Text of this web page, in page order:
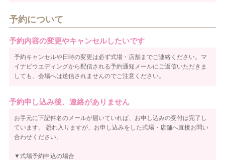
予約について
予約内容の変更やキャンセルしたいです
予約キャンセルや日時の変更は必ず式場・店舗までご連絡ください。マ
イナビウエディングから配信される予約通知メールにご返信いただきま
しても、会場へは送信されませんのでご注意ください。
予約申し込み後、連絡がありません
お手元に下記件名のメールが届いていれば、お申し込みの受付は完了し
ています。 恐れ入りますが、お申し込みをした式場・店舗へ直接お問い
合わせください。
▼式場予約申込の場合